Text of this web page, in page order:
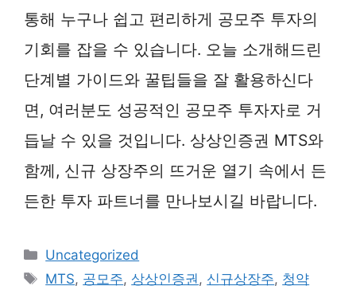
통해 누구나 쉽고 편리하게 공모주 투자의
기회를 잡을 수 있습니다. 오늘 소개해드린
단계별 가이드와 꿀팁들을 잘 활용하신다
면, 여러분도 성공적인 공모주 투자자로 거
듭날 수 있을 것입니다. 상상인증권 MTS와
함께, 신규 상장주의 뜨거운 열기 속에서 든
든한 투자 파트너를 만나보시길 바랍니다.
카
테
Uncategorized
태
MTS, 공모주, 상상인증권, 신규상장주, 청약